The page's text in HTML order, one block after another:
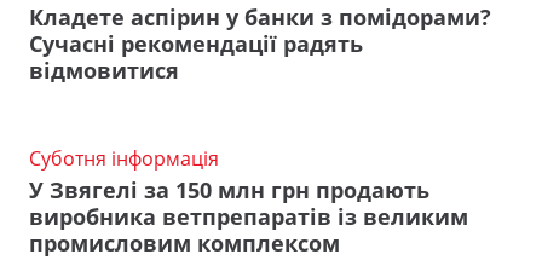
Кладете аспірин у банки з помідорами?
Сучасні рекомендації радять
відмовитися
Суботня інформація
У Звягелі за 150 млн грн продають
виробника ветпрепаратів із великим
промисловим комплексом